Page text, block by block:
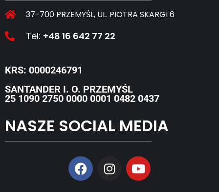
37-700 PRZEMYŚL, UL. PIOTRA SKARGI 6
Tel: +48 16 642 77 22
KRS: 0000246791
SANTANDER I. O. PRZEMYŚL
25 1090 2750 0000 0001 0482 0437
NASZE SOCIAL MEDIA